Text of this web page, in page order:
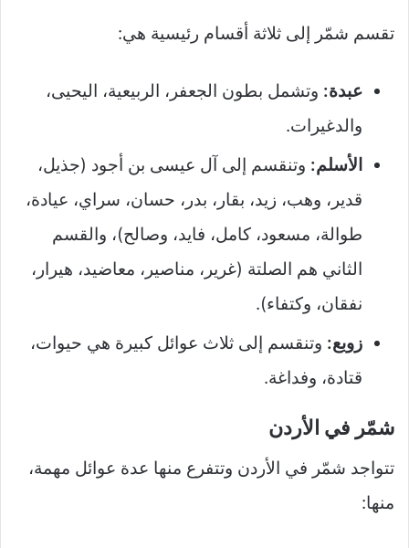
تقسم شمّر إلى ثلاثة أقسام رئيسية هي:
عبدة: وتشمل بطون الجعفر، الربيعية، اليحيى،
والدغيرات.
الأسلم: وتنقسم إلى آل عيسى بن أجود (جذيل،
قدير، وهب، زيد، بقار، بدر، حسان، سراي، عيادة،
طوالة، مسعود، كامل، فايد، وصالح)، والقسم
الثاني هم الصلتة (غرير، مناصير، معاضيد، هيرار،
نفقان، وكتفاء).
زوبع: وتنقسم إلى ثلاث عوائل كبيرة هي حيوات،
قتادة، وفداغة.
شمّر في الأردن
تتواجد شمّر في الأردن وتتفرع منها عدة عوائل مهمة،
منها: